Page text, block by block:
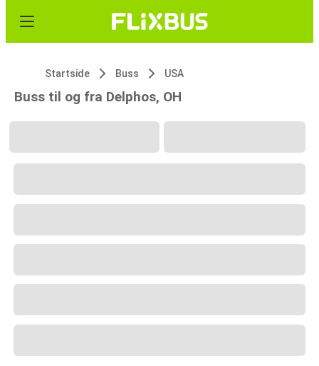
Startside Buss USA
Buss til og fra Delphos, OH